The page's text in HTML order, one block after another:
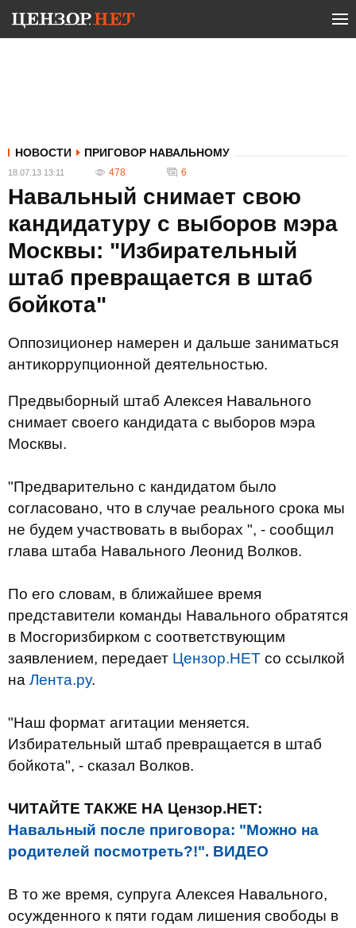
НОВОСТИ ПРИГОВОР НАВАЛЬНОМУ
18.07.13 13:11 478 6
Навальный снимает свою
кандидатуру с выборов мэра
Москвы: "Избирательный
штаб превращается в штаб
бойкота"
Оппозиционер намерен и дальше заниматься
антикоррупционной деятельностью.
Предвыборный штаб Алексея Навального
снимает своего кандидата с выборов мэра
Москвы.
"Предварительно с кандидатом было
согласовано, что в случае реального срока мы
не будем участвовать в выборах ", - сообщил
глава штаба Навального Леонид Волков.
По его словам, в ближайшее время
представители команды Навального обратятся
в Мосгоризбирком с соответствующим
заявлением, передает Цензор.НЕТ со ссылкой
на Лента.ру.
"Наш формат агитации меняется.
Избирательный штаб превращается в штаб
бойкота", - сказал Волков.
ЧИТАЙТЕ ТАКЖЕ НА Цензор.НЕТ:
Навальный после приговора: "Можно на
родителей посмотреть?!". ВИДЕО
В то же время, супруга Алексея Навального,
осужденного к пяти годам лишения свободы в